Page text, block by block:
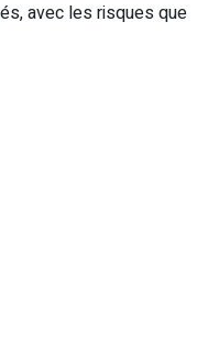
avec les risques que